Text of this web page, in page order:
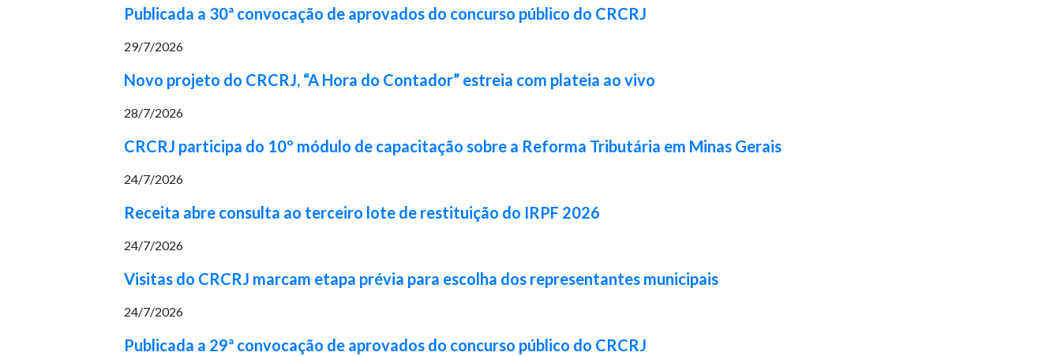
Publicada a 30ª convocação de aprovados do concurso público do CRCRJ
29/7/2026
Novo projeto do CRCRJ, “A Hora do Contador” estreia com plateia ao vivo
28/7/2026
CRCRJ participa do 10º módulo de capacitação sobre a Reforma Tributária em Minas Gerais
24/7/2026
Receita abre consulta ao terceiro lote de restituição do IRPF 2026
24/7/2026
Visitas do CRCRJ marcam etapa prévia para escolha dos representantes municipais
24/7/2026
Publicada a 29ª convocação de aprovados do concurso público do CRCRJ